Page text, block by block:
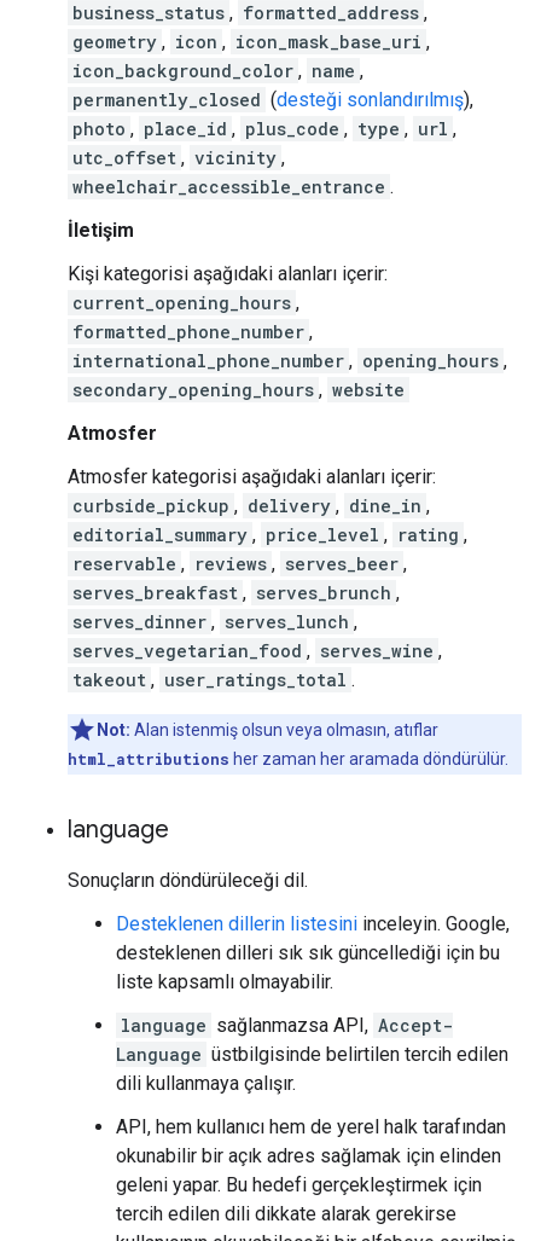
business_status , formatted_address ,
geometry , icon , icon_mask_base_uri ,
icon_background_color , name ,
permanently_closed (desteği sonlandırılmış),
photo , place_id , plus_code , type , url ,
utc_offset , vicinity ,
wheelchair_accessible_entrance .
İletişim
Kişi kategorisi aşağıdaki alanları içerir:
current_opening_hours ,
formatted_phone_number ,
international_phone_number , opening_hours ,
secondary_opening_hours , website
Atmosfer
Atmosfer kategorisi aşağıdaki alanları içerir:
curbside_pickup , delivery , dine_in ,
editorial_summary , price_level , rating ,
reservable , reviews , serves_beer ,
serves_breakfast , serves_brunch ,
serves_dinner , serves_lunch ,
serves_vegetarian_food , serves_wine ,
takeout , user_ratings_total .
Not: Alan istenmiş olsun veya olmasın, atıflar
html_attributions her zaman her aramada döndürülür.
language
Sonuçların döndürüleceği dil.
Desteklenen dillerin listesini inceleyin. Google,
desteklenen dilleri sık sık güncellediği için bu
liste kapsamlı olmayabilir.
language sağlanmazsa API, Accept-
Language üstbilgisinde belirtilen tercih edilen
dili kullanmaya çalışır.
API, hem kullanıcı hem de yerel halk tarafından
okunabilir bir açık adres sağlamak için elinden
geleni yapar. Bu hedefi gerçekleştirmek için
tercih edilen dili dikkate alarak gerekirse